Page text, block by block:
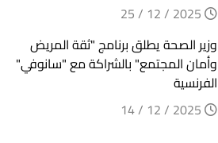
وزير الصحة يطلق برنامج "ثقة المريض
وأمان المجتمع" بالشراكة مع "سانوفي"
الفرنسية